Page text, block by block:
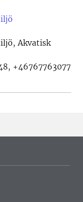
Akvatisk
+46767763077